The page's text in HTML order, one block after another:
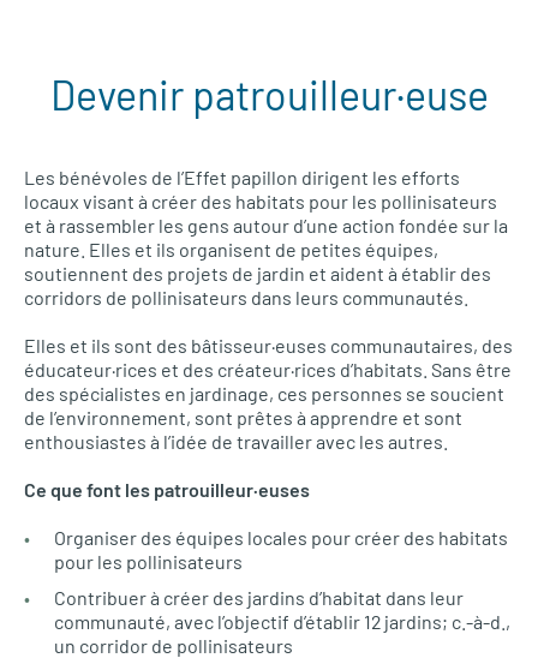
Devenir patrouilleur·euse
Les bénévoles de l’Effet papillon dirigent les efforts
locaux visant à créer des habitats pour les pollinisateurs
et à rassembler les gens autour d’une action fondée sur la
nature. Elles et ils organisent de petites équipes,
soutiennent des projets de jardin et aident à établir des
corridors de pollinisateurs dans leurs communautés.
Elles et ils sont des bâtisseur·euses communautaires, des
éducateur·rices et des créateur·rices d’habitats. Sans être
des spécialistes en jardinage, ces personnes se soucient
de l’environnement, sont prêtes à apprendre et sont
enthousiastes à l’idée de travailler avec les autres.
Ce que font les patrouilleur·euses
Organiser des équipes locales pour créer des habitats
pour les pollinisateurs
Contribuer à créer des jardins d’habitat dans leur
communauté, avec l’objectif d’établir 12 jardins; c.-à-d.,
un corridor de pollinisateurs